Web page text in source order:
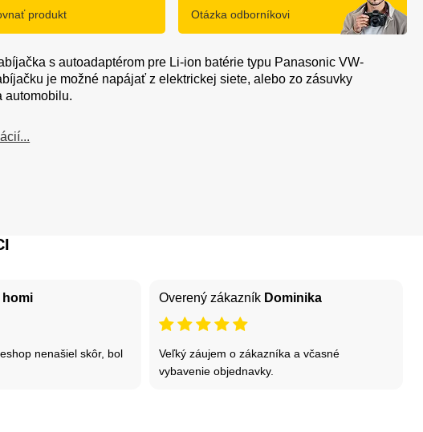
produkt Otázka odborníkovi
s autoadaptérom pre Li-ion batérie typu Panasonic VW-
je možné napájať z elektrickej siete, alebo zo zásuvky
automobilu.
homi
nenašiel skôr, bol
Overený zákazník Dominika
Veľký záujem o zákazníka a včasné
vybavenie objednavky.